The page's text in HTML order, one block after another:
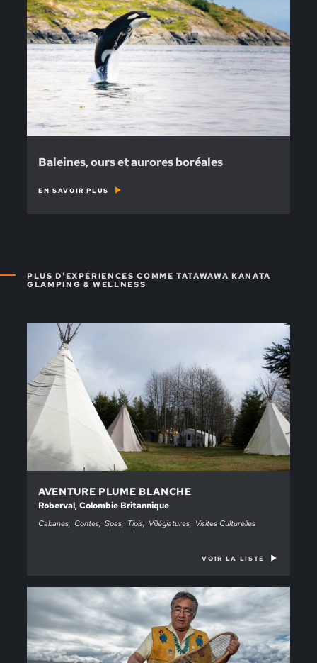
Baleines, ours et aurores boréales
EN SAVOIR PLUS
PLUS D'EXPÉRIENCES COMME TATAWAWA KANATA
GLAMPING & WELLNESS
AVENTURE PLUME BLANCHE
Roberval, Colombie Britannique
Cabanes Contes Spas Tipis Villégiatures Visites Culturelles
VOIR LA LISTE